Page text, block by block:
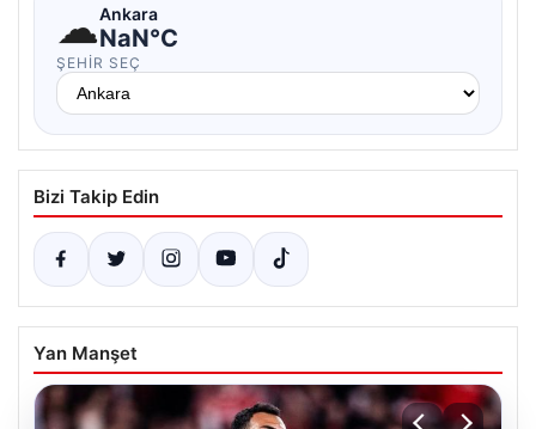
☁Ankara
NaN°C
ŞEHIR SEÇ
Bizi Takip Edin
Yan Manşet